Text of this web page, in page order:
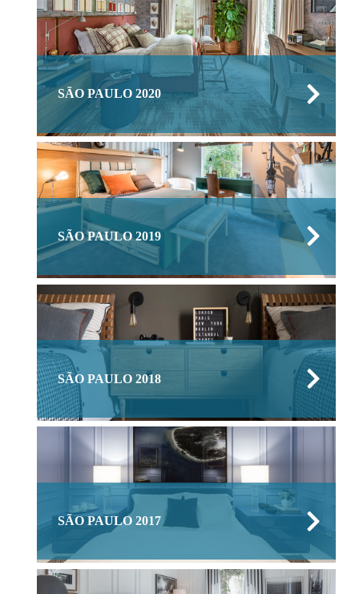
SÃO PAULO 2020
SÃO PAULO 2019
SÃO PAULO 2018
SÃO PAULO 2017